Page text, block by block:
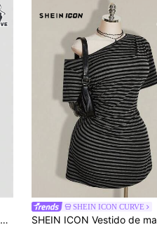
SHEIN ICON CURVE